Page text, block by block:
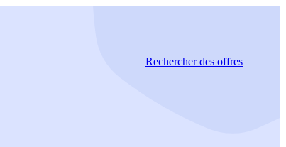
Rechercherdes offres